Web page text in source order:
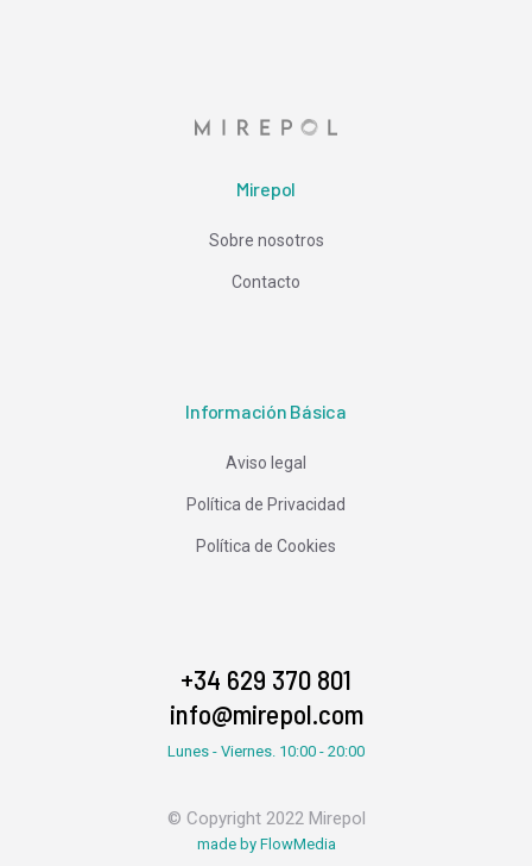
Mirepol
Sobre nosotros
Contacto
Información Básica
Aviso legal
Política de Privacidad
Política de Cookies
+34 629 370 801
info@mirepol.com
Lunes - Viernes. 10:00 - 20:00
© Copyright 2022 Mirepol
made by FlowMedia